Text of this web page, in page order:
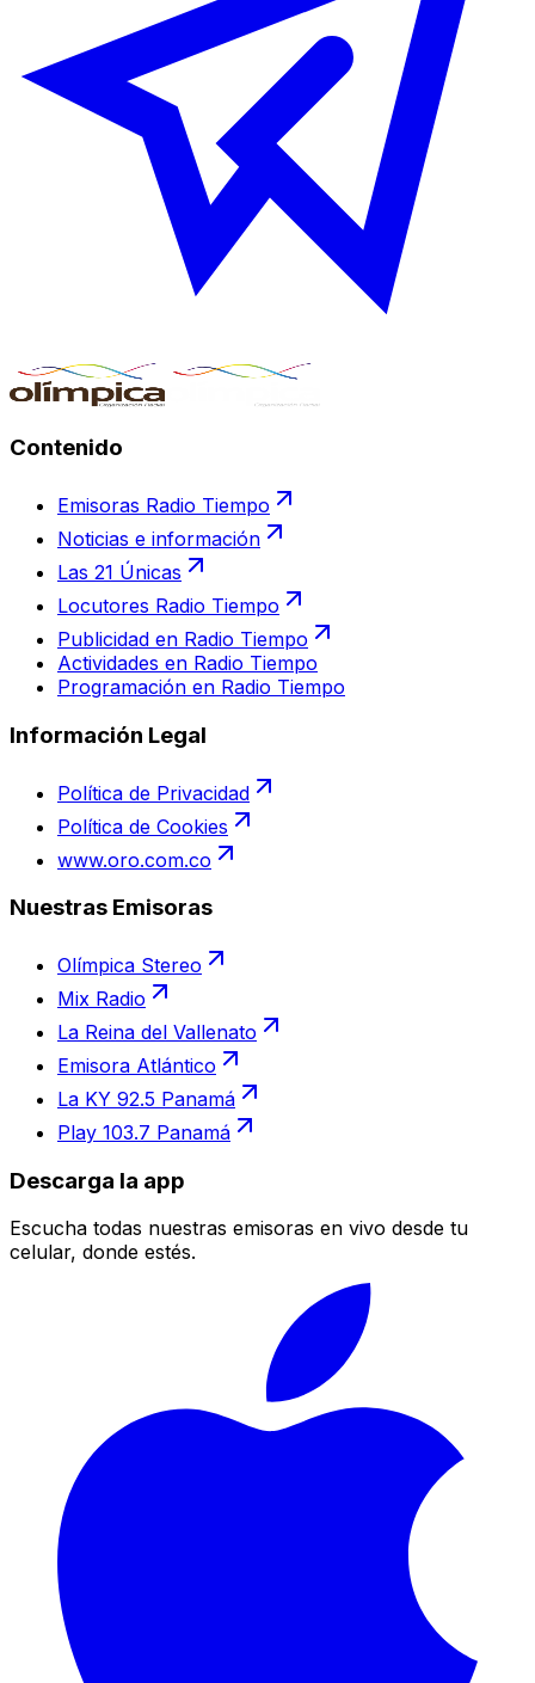
Contenido
Emisoras Radio Tiempo
Noticias e información
Las 21 Únicas
Locutores Radio Tiempo
Publicidad en Radio Tiempo
Actividades en Radio Tiempo
Programación en Radio Tiempo
Información Legal
Política de Privacidad
Política de Cookies
www.oro.com.co
Nuestras Emisoras
Olímpica Stereo
Mix Radio
La Reina del Vallenato
Emisora Atlántico
La KY 92.5 Panamá
Play 103.7 Panamá
Descarga la app
Escucha todas nuestras emisoras en vivo desde tu
celular, donde estés.